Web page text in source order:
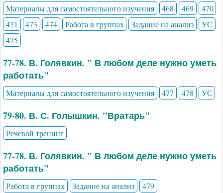
Материалы для самостоятельного изучения 468 469
470
471
473 474 Работа в группах Задание на анализ
УС
475
77-78. В. Голявкин. " В любом деле нужно уметь
работать"
Материалы для самостоятельного изучения 477 478 УС
79-80. В. С. Голышкин. "Вратарь"
Речевой тренинг
77-78. В. Голявкин. " В любом деле нужно уметь
работать"
Работа в группах Задание на анализ 479